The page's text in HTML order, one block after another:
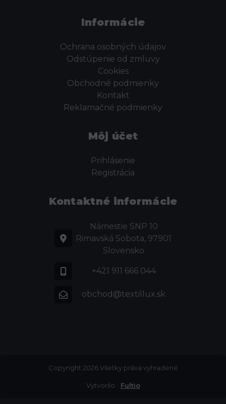
Informácie
Ochrana osobných údajov
Odstúpenie od zmluvy
Cookies
Obchodné podmienky
Kontakt
Reklamačné podmienky
Môj účet
Prihlásenie
Registrácia
Kontaktné informácie
Námestie SNP 10
Rimavská Sobota, 97901
Slovensko
+421 911 666 044
obchod@textillux.sk
Copyright 2026 Všetky práva vyhradené
Vytvorilo Fultio